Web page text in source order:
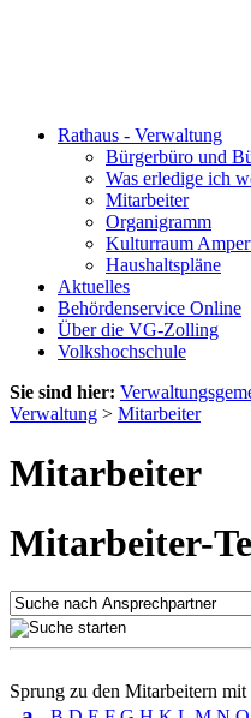
Rathaus - Verwaltung
Bürgerbüro und
Was erledige ich
Mitarbeiter
Organigramm
Kulturraum
Haushaltspläne
Aktuelles
Behördenservice Online
Über die VG-Zolling
Volkshochschule
Sie sind hier:
Verwaltung > Mitarbeiter
Mitarbeiter
Mitarbeiter-
Sprung zu den Mitarbeitern